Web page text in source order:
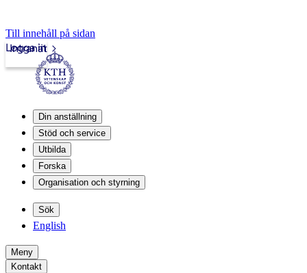
Till innehåll på sidan
Intranät
Logga in
Din anställning
Stöd och service
Utbilda
Forska
Organisation och styrning
Sök
English
Meny
Kontakt